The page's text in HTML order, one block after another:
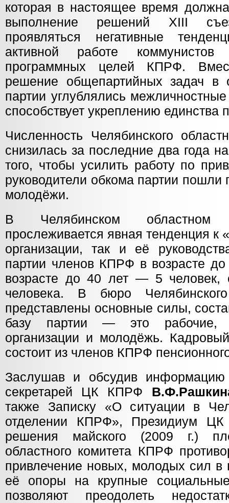
которая в настоящее время
выполнение решений XIII
проявляться негативные
активной работе
программных целей КПРФ.
решение общепартийных задач в
партии углублялись
способствует укреплению единства
Численность Челябинского
снизилась за последние два года
того, чтобы усилить работу по
руководители обкома партии пошли
молодёжи.
В Челябинском областном
прослеживается явная тенденция к
организации, так и её
партии членов КПРФ в возрасте
возрасте до 40 лет — 5
человека. В бюро
представлены основные силы,
базу партии — это рабочие,
организации и молодёжь.
состоит из членов КПРФ
Заслушав и обсудив информацию
секретарей ЦК КПРФ
также Записку «О ситуации в
отделении КПРФ», Президиум
решения майского (2009 г.)
областного комитета КПРФ
привлечение новых, молодых сил
её опоры на крупные
позволяют преодолеть